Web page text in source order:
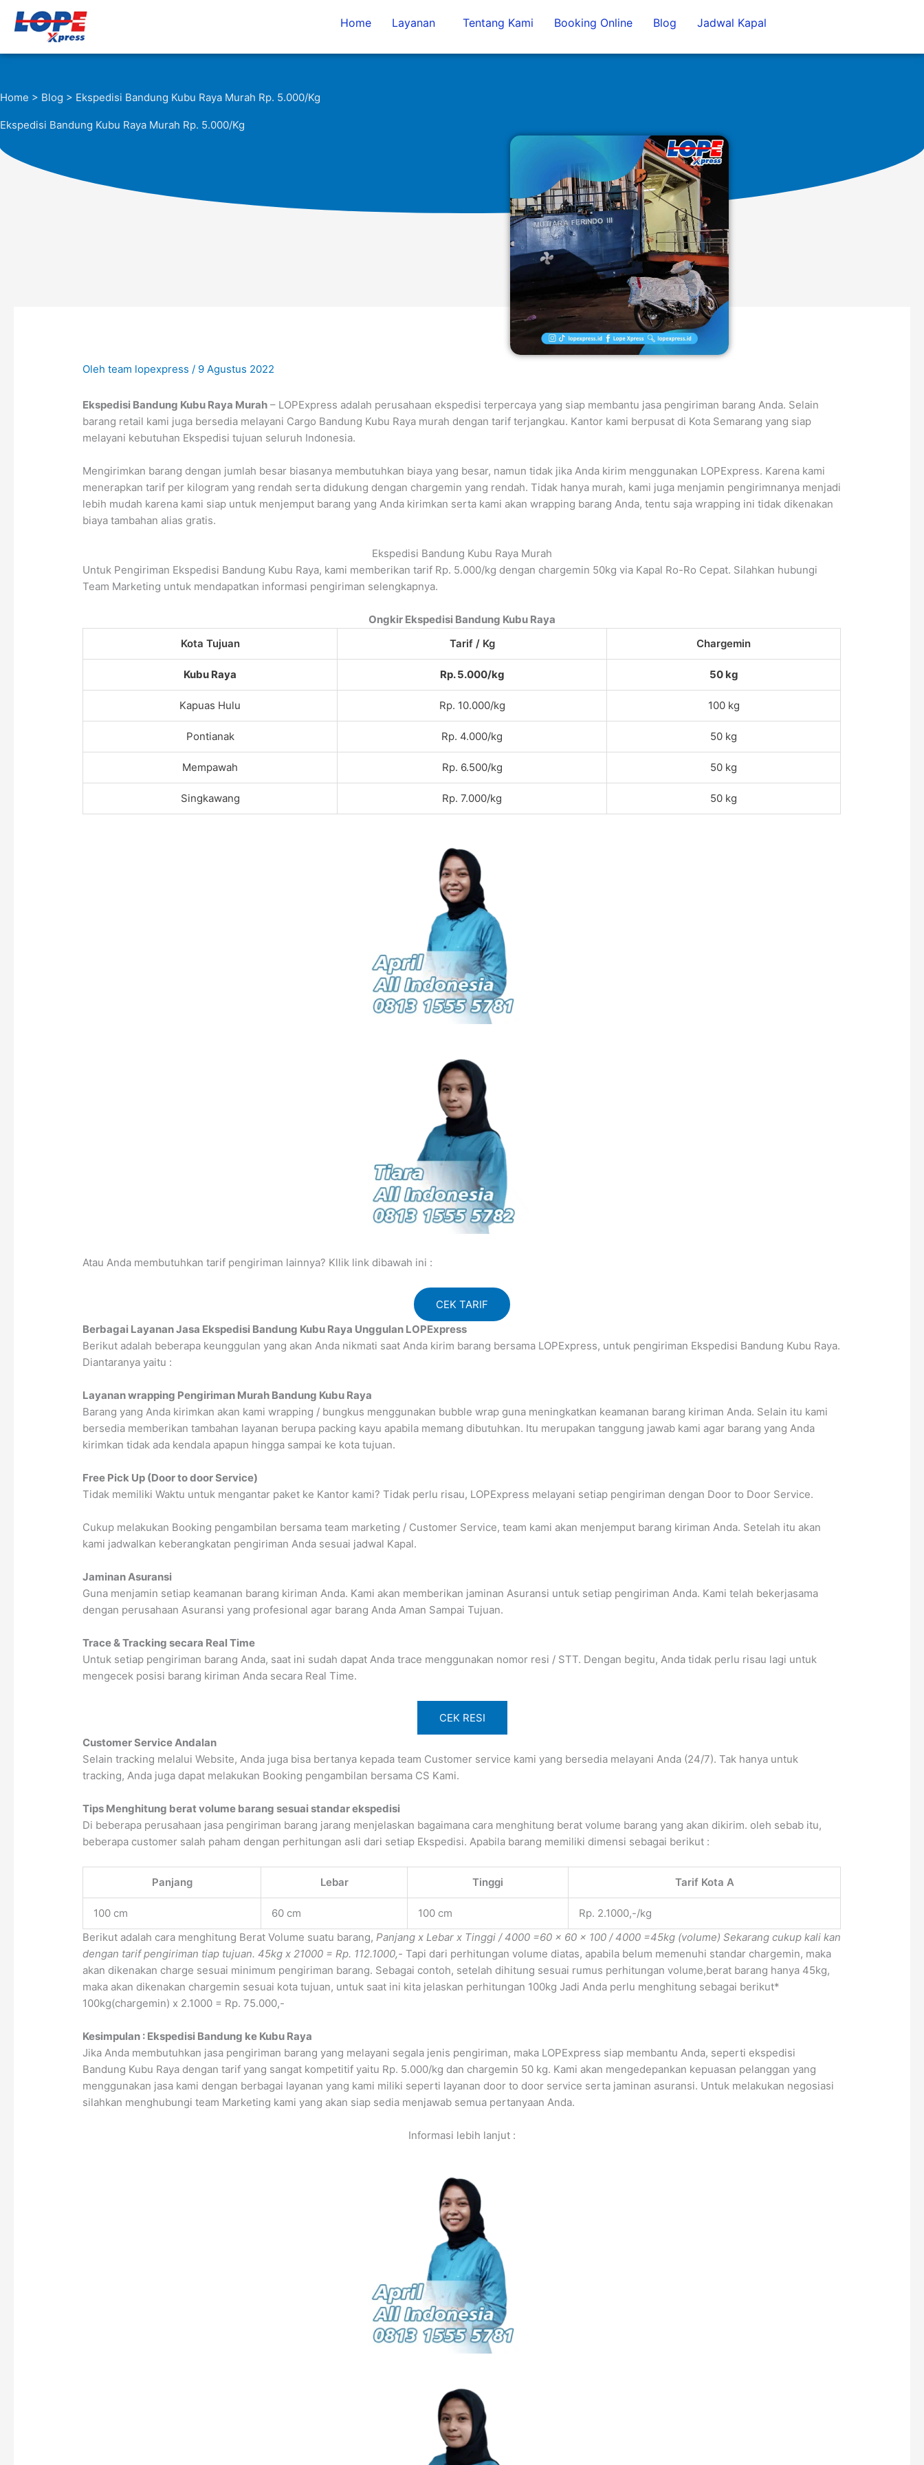
Home Layanan Tentang Kami Booking Online Blog Jadwal Kapal
Home > Blog > Ekspedisi Bandung Kubu Raya Murah Rp. 5.000/Kg
Ekspedisi Bandung Kubu Raya Murah Rp. 5.000/Kg
Olehteam lopexpress/ 9 Agustus 2022
Ekspedisi Bandung Kubu Raya Murah – LOPExpress adalah perusahaan ekspedisi terpercaya yang siap membantu jasa pengiriman barang Anda. Selain
barang retail kami juga bersedia melayani Cargo Bandung Kubu Raya murah dengan tarif terjangkau. Kantor kami berpusat di Kota Semarang yang siap
melayani kebutuhan Ekspedisi tujuan seluruh Indonesia.
Mengirimkan barang dengan jumlah besar biasanya membutuhkan biaya yang besar, namun tidak jika Anda kirim menggunakan LOPExpress. Karena kami
menerapkan tarif per kilogram yang rendah serta didukung dengan chargemin yang rendah. Tidak hanya murah, kami juga menjamin pengirimnanya menjadi
lebih mudah karena kami siap untuk menjemput barang yang Anda kirimkan serta kami akan wrapping barang Anda, tentu saja wrapping ini tidak dikenakan
biaya tambahan alias gratis.
Ekspedisi Bandung Kubu Raya Murah
Untuk Pengiriman Ekspedisi Bandung Kubu Raya, kami memberikan tarif Rp. 5.000/kg dengan chargemin 50kg via Kapal Ro-Ro Cepat. Silahkan hubungi
Team Marketing untuk mendapatkan informasi pengiriman selengkapnya.
Ongkir Ekspedisi Bandung Kubu Raya
Kota Tujuan
Tarif / Kg Chargemin
Kubu Raya Rp. 5.000/kg 50 kg
Kapuas Hulu Rp. 10.000/kg 100 kg
Pontianak Rp. 4.000/kg 50 kg
Mempawah Rp. 6.500/kg 50 kg
Singkawang Rp. 7.000/kg 50 kg
Atau Anda membutuhkan tarif pengiriman lainnya? Kllik link dibawah ini :
CEK TARIF
Berbagai Layanan Jasa Ekspedisi Bandung Kubu Raya Unggulan LOPExpress
Berikut adalah beberapa keunggulan yang akan Anda nikmati saat Anda kirim barang bersama LOPExpress, untuk pengiriman Ekspedisi Bandung Kubu Raya.
Diantaranya yaitu :
Layanan wrapping Pengiriman Murah Bandung Kubu Raya
Barang yang Anda kirimkan akan kami wrapping / bungkus menggunakan bubble wrap guna meningkatkan keamanan barang kiriman Anda. Selain itu kami
bersedia memberikan tambahan layanan berupa packing kayu apabila memang dibutuhkan. Itu merupakan tanggung jawab kami agar barang yang Anda
kirimkan tidak ada kendala apapun hingga sampai ke kota tujuan.
Free Pick Up (Door to door Service)
Tidak memiliki Waktu untuk mengantar paket ke Kantor kami? Tidak perlu risau, LOPExpress melayani setiap pengiriman dengan Door to Door Service.
Cukup melakukan Booking pengambilan bersama team marketing / Customer Service, team kami akan menjemput barang kiriman Anda. Setelah itu akan
kami jadwalkan keberangkatan pengiriman Anda sesuai jadwal Kapal.
Jaminan Asuransi
Guna menjamin setiap keamanan barang kiriman Anda. Kami akan memberikan jaminan Asuransi untuk setiap pengiriman Anda. Kami telah bekerjasama
dengan perusahaan Asuransi yang profesional agar barang Anda Aman Sampai Tujuan.
Trace & Tracking secara Real Time
Untuk setiap pengiriman barang Anda, saat ini sudah dapat Anda trace menggunakan nomor resi / STT. Dengan begitu, Anda tidak perlu risau lagi untuk
mengecek posisi barang kiriman Anda secara Real Time.
CEK RESI
Customer Service Andalan
Selain tracking melalui Website, Anda juga bisa bertanya kepada team Customer service kami yang bersedia melayani Anda (24/7). Tak hanya untuk
tracking, Anda juga dapat melakukan Booking pengambilan bersama CS Kami.
Tips Menghitung berat volume barang sesuai standar ekspedisi
Di beberapa perusahaan jasa pengiriman barang jarang menjelaskan bagaimana cara menghitung berat volume barang yang akan dikirim. oleh sebab itu,
beberapa customer salah paham dengan perhitungan asli dari setiap Ekspedisi. Apabila barang memiliki dimensi sebagai berikut :
Panjang Lebar Tinggi Tarif Kota A
100 cm 60 cm 100 cm
Rp. 2.1000,-/kg
Berikut adalah cara menghitung Berat Volume suatu barang,Panjang x Lebar x Tinggi / 4000 =60 x 60 x 100 / 4000 =45kg (volume) Sekarang cukup kali kan
dengan tarif pengiriman tiap tujuan. 45kg x 21000 = Rp. 112.1000,- Tapi dari perhitungan volume diatas, apabila belum memenuhi standar chargemin, maka
akan dikenakan charge sesuai minimum pengiriman barang. Sebagai contoh, setelah dihitung sesuai rumus perhitungan volume,berat barang hanya 45kg,
maka akan dikenakan chargemin sesuai kota tujuan, untuk saat ini kita jelaskan perhitungan 100kg Jadi Anda perlu menghitung sebagai berikut*
100kg(chargemin) x 2.1000 = Rp. 75.000,-
Kesimpulan : Ekspedisi Bandung ke Kubu Raya
Jika Anda membutuhkan jasa pengiriman barang yang melayani segala jenis pengiriman, maka LOPExpress siap membantu Anda, seperti ekspedisi
Bandung Kubu Raya dengan tarif yang sangat kompetitif yaitu Rp. 5.000/kg dan chargemin 50 kg. Kami akan mengedepankan kepuasan pelanggan yang
menggunakan jasa kami dengan berbagai layanan yang kami miliki seperti layanan door to door service serta jaminan asuransi. Untuk melakukan negosiasi
silahkan menghubungi team Marketing kami yang akan siap sedia menjawab semua pertanyaan Anda.
Informasi lebih lanjut :